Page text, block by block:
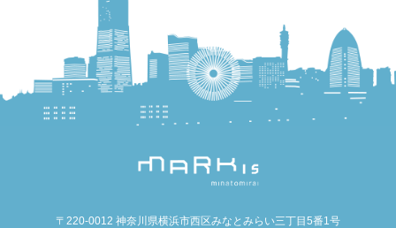
〒220-0012 神奈川県横浜市西区みなとみらい三丁目5番1号